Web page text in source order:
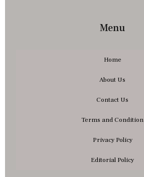
Menu
Home
About Us
Contact Us
Terms and Condition
Privacy Policy
Editorial Policy